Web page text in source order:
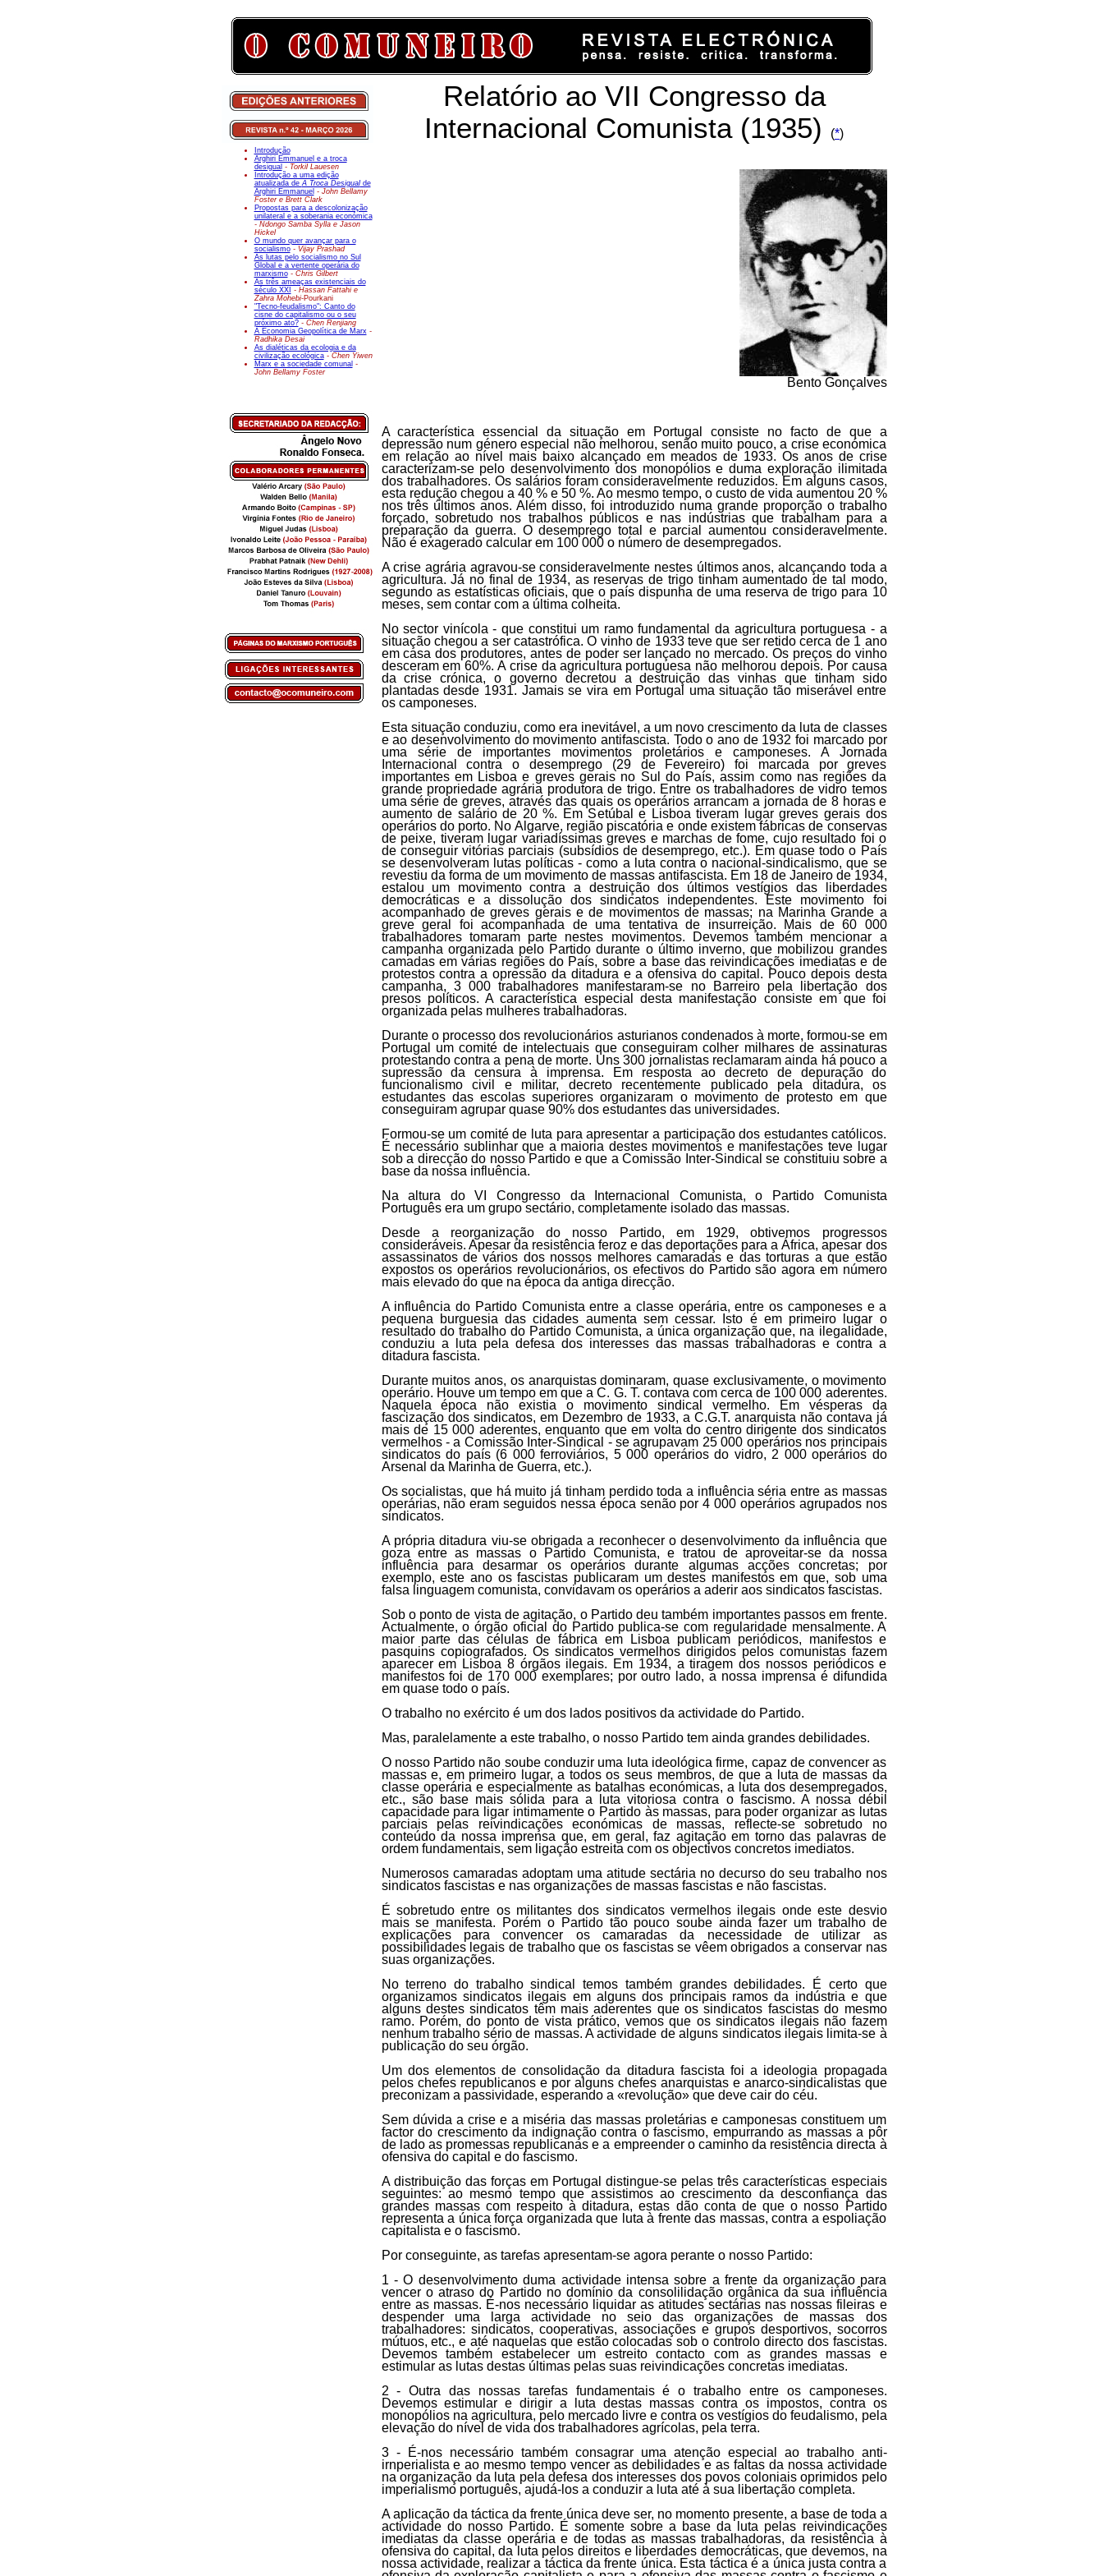
Introdução
Arghiri Emmanuel e a troca
desigual - Torkil Lauesen
Introdução a uma edição
atualizada deA Troca Desigualde
Arghiri Emmanuel - John Bellamy
Foster e Brett Clark
Propostas para a descolonização
unilateral e a soberania económica
- Ndongo Samba Sylla e Jason
Hickel
O mundo quer avançar para o
socialismo- Vijay Prashad
As lutas pelo socialismo no Sul
Global e a vertente operária do
marxismo- Chris Gilbert
As três ameaças existenciais do
século XXI - Hassan Fattahi e
Zahra Mohebi-Pourkani
"Tecno-feudalismo": Canto do
cisne do capitalismo ou o seu
próximo ato? - Chen Renjiang
A Economia Geopolítica de Marx-
Radhika Desai
As dialéticas da ecologia e da
civilização ecológica - Chen Yiwen
Marx e a sociedade comunal -
John Bellamy Foster
Relatório ao VII Congresso da
Internacional Comunista (1935)
(*)
Bento Gonçalves
A característica essencial da situação em Portugal consiste no facto de que a
depressão num género especial não melhorou, senão muito pouco, a crise económica
em relação ao nível mais baixo alcançado em meados de 1933. Os anos de crise
caracterizam-se pelo desenvolvimento dos monopólios e duma exploração ilimitada
dos trabalhadores. Os salários foram consideravelmente reduzidos. Em alguns casos,
esta redução chegou a 40 % e 50 %. Ao mesmo tempo, o custo de vida aumentou 20 %
nos três últimos anos. Além disso, foi introduzido numa grande proporção o trabalho
forçado, sobretudo nos trabalhos públicos e nas indústrias que trabalham para a
preparação da guerra. O desemprego total e parcial aumentou consideravelmente.
Não é exagerado calcular em 100 000 o número de desempregados.
A crise agrária agravou-se consideravelmente nestes últimos anos, alcançando toda a
agricultura. Já no final de 1934, as reservas de trigo tinham aumentado de tal modo,
segundo as estatísticas oficiais, que o país dispunha de uma reserva de trigo para 10
meses, sem contar com a última colheita.
No sector vinícola - que constitui um ramo fundamental da agricultura portuguesa - a
situação chegou a ser catastrófica. O vinho de 1933 teve que ser retido cerca de 1 ano
em casa dos produtores, antes de poder ser lançado no mercado. Os preços do vinho
desceram em 60%. A crise da agricultura portuguesa não melhorou depois. Por causa
da crise crónica, o governo decretou a destruição das vinhas que tinham sido
plantadas desde 1931. Jamais se vira em Portugal uma situação tão miserável entre
os camponeses.
Esta situação conduziu, como era inevitável, a um novo crescimento da luta de classes
e ao desenvolvimento do movimento antifascista. Todo o ano de 1932 foi marcado por
uma série de importantes movimentos proletários e camponeses. A Jornada
Internacional contra o desemprego (29 de Fevereiro) foi marcada por greves
importantes em Lisboa e greves gerais no Sul do País, assim como nas regiões da
grande propriedade agrária produtora de trigo. Entre os trabalhadores de vidro temos
uma série de greves, através das quais os operários arrancam a jornada de 8 horas e
aumento de salário de 20 %. Em Setúbal e Lisboa tiveram lugar greves gerais dos
operários do porto. No Algarve, região piscatória e onde existem fábricas de conservas
de peixe, tiveram lugar variadíssimas greves e marchas de fome, cujo resultado foi o
de conseguir vitórias parciais (subsídios de desemprego, etc.). Em quase todo o País
se desenvolveram lutas políticas - como a luta contra o nacional-sindicalismo, que se
revestiu da forma de um movimento de massas antifascista. Em 18 de Janeiro de 1934,
estalou um movimento contra a destruição dos últimos vestígios das liberdades
democráticas e a dissolução dos sindicatos independentes. Este movimento foi
acompanhado de greves gerais e de movimentos de massas; na Marinha Grande a
greve geral foi acompanhada de uma tentativa de insurreição. Mais de 60 000
trabalhadores tomaram parte nestes movimentos. Devemos também mencionar a
campanha organizada pelo Partido durante o último inverno, que mobilizou grandes
camadas em várias regiões do País, sobre a base das reivindicações imediatas e de
protestos contra a opressão da ditadura e a ofensiva do capital. Pouco depois desta
campanha, 3 000 trabalhadores manifestaram-se no Barreiro pela libertação dos
presos políticos. A característica especial desta manifestação consiste em que foi
organizada pelas mulheres trabalhadoras.
Durante o processo dos revolucionários asturianos condenados à morte, formou-se em
Portugal um comité de intelectuais que conseguiram colher milhares de assinaturas
protestando contra a pena de morte. Uns 300 jornalistas reclamaram ainda há pouco a
supressão da censura à imprensa. Em resposta ao decreto de depuração do
funcionalismo civil e militar, decreto recentemente publicado pela ditadura, os
estudantes das escolas superiores organizaram o movimento de protesto em que
conseguiram agrupar quase 90% dos estudantes das universidades.
Formou-se um comité de luta para apresentar a participação dos estudantes católicos.
É necessário sublinhar que a maioria destes movimentos e manifestações teve lugar
sob a direcção do nosso Partido e que a Comissão Inter-Sindical se constituiu sobre a
base da nossa influência.
Na altura do VI Congresso da Internacional Comunista, o Partido Comunista
Português era um grupo sectário, completamente isolado das massas.
Desde a reorganização do nosso Partido, em 1929, obtivemos progressos
consideráveis. Apesar da resistência feroz e das deportações para a África, apesar dos
assassinatos de vários dos nossos melhores camaradas e das torturas a que estão
expostos os operários revolucionários, os efectivos do Partido são agora em número
mais elevado do que na época da antiga direcção.
A influência do Partido Comunista entre a classe operária, entre os camponeses e a
pequena burguesia das cidades aumenta sem cessar. Isto é em primeiro lugar o
resultado do trabalho do Partido Comunista, a única organização que, na ilegalidade,
conduziu a luta pela defesa dos interesses das massas trabalhadoras e contra a
ditadura fascista.
Durante muitos anos, os anarquistas dominaram, quase exclusivamente, o movimento
operário. Houve um tempo em que a C. G. T. contava com cerca de 100 000 aderentes.
Naquela época não existia o movimento sindical vermelho. Em vésperas da
fascização dos sindicatos, em Dezembro de 1933, a C.G.T. anarquista não contava já
mais de 15 000 aderentes, enquanto que em volta do centro dirigente dos sindicatos
vermelhos - a Comissão Inter-Sindical - se agrupavam 25 000 operários nos principais
sindicatos do país (6 000 ferroviários, 5 000 operários do vidro, 2 000 operários do
Arsenal da Marinha de Guerra, etc.).
Os socialistas, que há muito já tinham perdido toda a influência séria entre as massas
operárias, não eram seguidos nessa época senão por 4 000 operários agrupados nos
sindicatos.
A própria ditadura viu-se obrigada a reconhecer o desenvolvimento da influência que
goza entre as massas o Partido Comunista, e tratou de aproveitar-se da nossa
influência para desarmar os operários durante algumas acções concretas; por
exemplo, este ano os fascistas publicaram um destes manifestos em que, sob uma
falsa linguagem comunista, convidavam os operários a aderir aos sindicatos fascistas.
Sob o ponto de vista de agitação, o Partido deu também importantes passos em frente.
Actualmente, o órgão oficial do Partido publica-se com regularidade mensalmente. A
maior parte das células de fábrica em Lisboa publicam periódicos, manifestos e
pasquins copiografados. Os sindicatos vermelhos dirigidos pelos comunistas fazem
aparecer em Lisboa 8 órgãos ilegais. Em 1934, a tiragem dos nossos periódicos e
manifestos foi de 170 000 exemplares; por outro lado, a nossa imprensa é difundida
em quase todo o país.
O trabalho no exército é um dos lados positivos da actividade do Partido.
Mas, paralelamente a este trabalho, o nosso Partido tem ainda grandes debilidades.
O nosso Partido não soube conduzir uma luta ideológica firme, capaz de convencer as
massas e, em primeiro lugar, a todos os seus membros, de que a luta de massas da
classe operária e especialmente as batalhas económicas, a luta dos desempregados,
etc., são base mais sólida para a luta vitoriosa contra o fascismo. A nossa débil
capacidade para ligar intimamente o Partido às massas, para poder organizar as lutas
parciais pelas reivindicações económicas de massas, reflecte-se sobretudo no
conteúdo da nossa imprensa que, em geral, faz agitação em torno das palavras de
ordem fundamentais, sem ligação estreita com os objectivos concretos imediatos.
Numerosos camaradas adoptam uma atitude sectária no decurso do seu trabalho nos
sindicatos fascistas e nas organizações de massas fascistas e não fascistas.
É sobretudo entre os militantes dos sindicatos vermelhos ilegais onde este desvio
mais se manifesta. Porém o Partido tão pouco soube ainda fazer um trabalho de
explicações para convencer os camaradas da necessidade de utilizar as
possibilidades legais de trabalho que os fascistas se vêem obrigados a conservar nas
suas organizações.
No terreno do trabalho sindical temos também grandes debilidades. É certo que
organizamos sindicatos ilegais em alguns dos principais ramos da indústria e que
alguns destes sindicatos têm mais aderentes que os sindicatos fascistas do mesmo
ramo. Porém, do ponto de vista prático, vemos que os sindicatos ilegais não fazem
nenhum trabalho sério de massas. A actividade de alguns sindicatos ilegais limita-se à
publicação do seu órgão.
Um dos elementos de consolidação da ditadura fascista foi a ideologia propagada
pelos chefes republicanos e por alguns chefes anarquistas e anarco-sindicalistas que
preconizam a passividade, esperando a «revolução» que deve cair do céu.
Sem dúvida a crise e a miséria das massas proletárias e camponesas constituem um
factor do crescimento da indignação contra o fascismo, empurrando as massas a pôr
de lado as promessas republicanas e a empreender o caminho da resistência directa à
ofensiva do capital e do fascismo.
A distribuição das forças em Portugal distingue-se pelas três características especiais
seguintes: ao mesmo tempo que assistimos ao crescimento da desconfiança das
grandes massas com respeito à ditadura, estas dão conta de que o nosso Partido
representa a única força organizada que luta à frente das massas, contra a espoliação
capitalista e o fascismo.
Por conseguinte, as tarefas apresentam-se agora perante o nosso Partido:
1 - O desenvolvimento duma actividade intensa sobre a frente da organização para
vencer o atraso do Partido no domínio da consolilidação orgânica da sua influência
entre as massas. É-nos necessário liquidar as atitudes sectárias nas nossas fileiras e
despender uma larga actividade no seio das organizações de massas dos
trabalhadores: sindicatos, cooperativas, associações e grupos desportivos, socorros
mútuos, etc., e até naquelas que estão colocadas sob o controlo directo dos fascistas.
Devemos também estabelecer um estreito contacto com as grandes massas e
estimular as lutas destas últimas pelas suas reivindicações concretas imediatas.
2 - Outra das nossas tarefas fundamentais é o trabalho entre os camponeses.
Devemos estimular e dirigir a luta destas massas contra os impostos, contra os
monopólios na agricultura, pelo mercado livre e contra os vestígios do feudalismo, pela
elevação do nível de vida dos trabalhadores agrícolas, pela terra.
3 - É-nos necessário também consagrar uma atenção especial ao trabalho anti-
irnperialista e ao mesmo tempo vencer as debilidades e as faltas da nossa actividade
na organização da luta pela defesa dos interesses dos povos coloniais oprimidos pelo
imperialismo português, ajudá-los a conduzir a luta até à sua libertação completa.
A apIicação da táctica da frente única deve ser, no momento presente, a base de toda a
actividade do nosso Partido. É somente sobre a base da luta pelas reivindicações
imediatas da classe operária e de todas as massas trabalhadoras, da resistência à
ofensiva do capital, da luta pelos direitos e liberdades democráticas, que devemos, na
nossa actividade, realizar a táctica da frente única. Esta táctica é a única justa contra a